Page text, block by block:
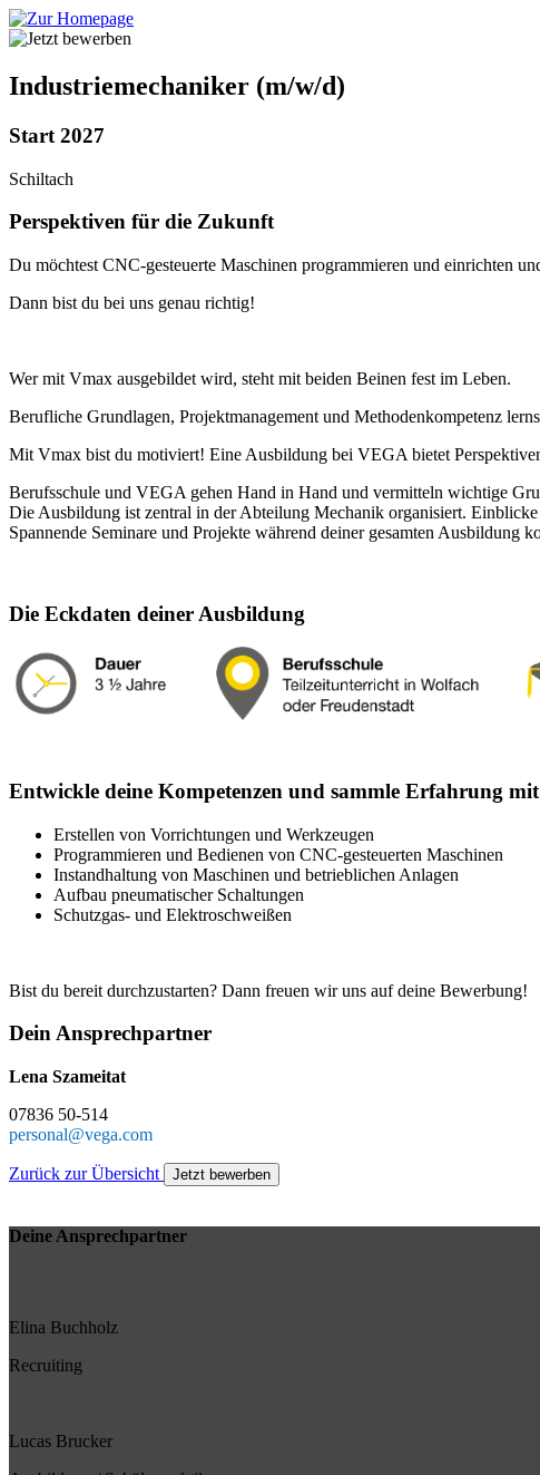
Industriemechaniker (m/w/d)
Start 2027
Schiltach
Perspektiven für die Zukunft
Du möchtest CNC-gesteuerte Maschinen programmieren und einrichten
Dann bist du bei uns genau richtig!
Wer mit Vmax ausgebildet wird, steht mit beiden Beinen fest im Leben.
Berufliche Grundlagen, Projektmanagement und Methodenkompetenz
Mit Vmax bist du motiviert! Eine Ausbildung bei VEGA bietet
Berufsschule und VEGA gehen Hand in Hand und vermitteln wichtige
Die Ausbildung ist zentral in der Abteilung Mechanik organisiert. Einblicke
Spannende Seminare und Projekte während deiner gesamten Ausbildung
Die Eckdaten deiner Ausbildung
Entwickle deine Kompetenzen und sammle Erfahrung
Erstellen von Vorrichtungen und Werkzeugen
Programmieren und Bedienen von CNC-gesteuerten Maschinen
Instandhaltung von Maschinen und betrieblichen Anlagen
Aufbau pneumatischer Schaltungen
Schutzgas- und Elektroschweißen
Bist du bereit durchzustarten? Dann freuen wir uns auf deine Bewerbung!
Dein Ansprechpartner
Lena Szameitat
07836 50-514
personal@vega.com
Zurück zur Übersicht Jetzt bewerben
Deine Ansprechpartner
Elina Buchholz
Recruiting
Lucas Brucker